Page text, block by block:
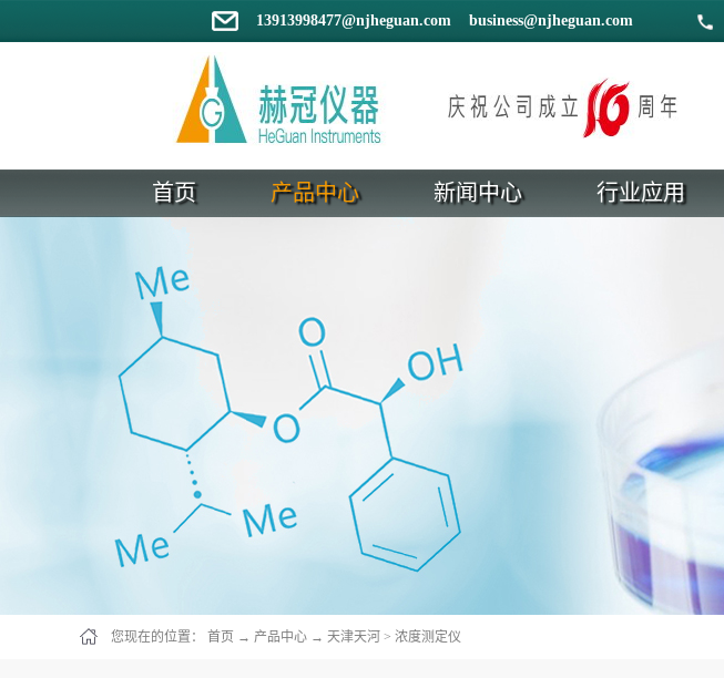
13913998477@njheguan.com business@njheguan.com
首页 产品中心 新闻中心 行业应用
您现在的位置： 首页 → 产品中心 → 天津天河 > 浓度测定仪